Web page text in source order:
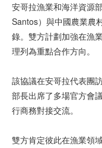
安哥拉漁業和海洋資源
Santos）與中國農業農
錄。雙方計劃加強在漁
理列為重點合作方向。
該協議在安哥拉代表團
部長出席了多場官方會
行商務對接交流。
雙方肯定彼此在漁業領